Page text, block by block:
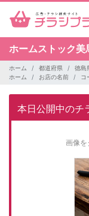
ホームストック美
ホーム 都道府県 徳島
ホーム
お店の名前 コ
本日公開中のチ
画像を